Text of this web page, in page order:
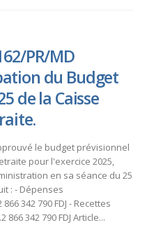
PR/MD
du Budget
de la Caisse
le budget prévisionnel
pour l'exercice 2025,
en sa séance du 25
: - Dépenses
866 342 790 FDJ - Recettes
866 342 790 FDJ Article...